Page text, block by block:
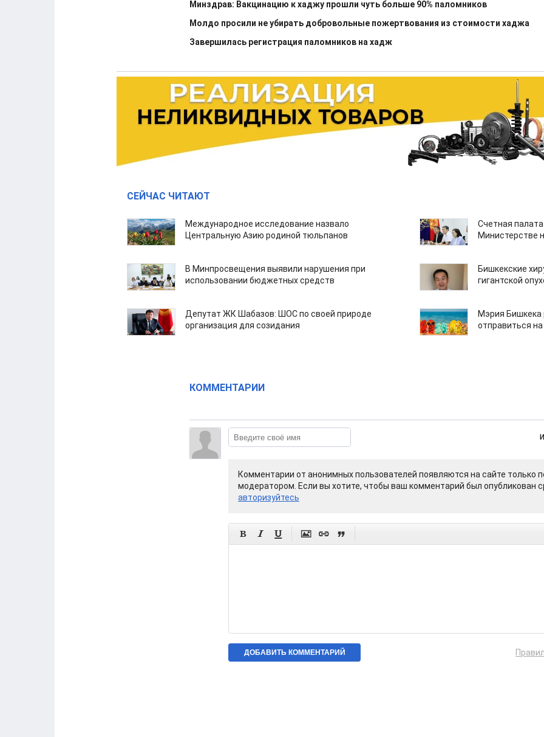
Минздрав: Вакцинацию к хаджу прошли чуть больше 90% паломников
Молдо просили не убирать добровольные пожертвования из стоимости хаджа
Завершилась регистрация паломников на хадж
СЕЙЧАС ЧИТАЮТ
Международное исследование назвало
Центральную Азию родиной тюльпанов
Счетная
Министерстве
В Минпросвещения выявили нарушения при
использовании бюджетных средств
Бишкекские
гигантской
Депутат ЖК Шабазов: ШОС по своей природе
организация для созидания
Мэрия Бишкека
отправиться
КОММЕНТАРИИ
Комментарии от анонимных пользователей появляются на сайте только
модератором. Если вы хотите, чтобы ваш комментарий был опубликован
авторизуйтесь
     